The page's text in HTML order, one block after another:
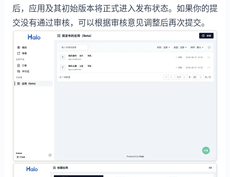
后，应用及其初始版本将正式进入发布状态。如果你的提
交没有通过审核，可以根据审核意见调整后再次提交。